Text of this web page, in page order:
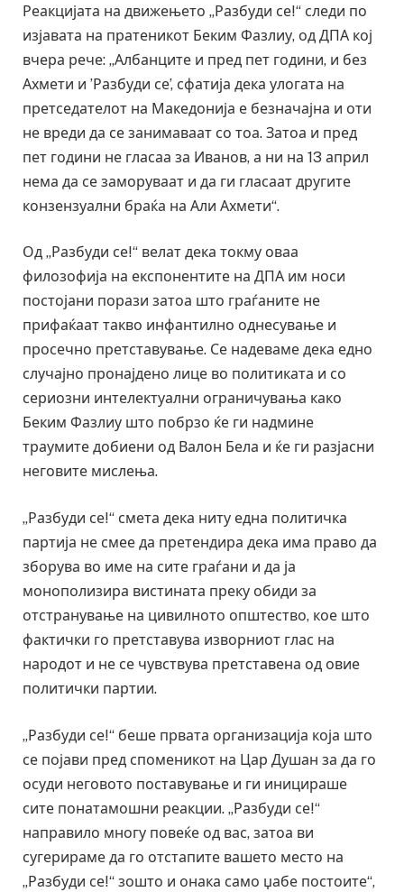
Реакцијата на движењето „Разбуди се!“ следи по
изјавата на пратеникот Беким Фазлиу, од ДПА кој
вчера рече: „Албанците и пред пет години, и без
Ахмети и ’Разбуди се’, сфатија дека улогата на
претседателот на Македонија е безначајна и оти
не вреди да се занимаваат со тоа. Затоа и пред
пет години не гласаа за Иванов, а ни на 13 април
нема да се заморуваат и да ги гласаат другите
конзензуални браќа на Али Ахмети“.
Од „Разбуди се!“ велат дека токму оваа
филозофија на експонентите на ДПА им носи
постојани порази затоа што граѓаните не
прифаќаат такво инфантилно однесување и
просечно претставување. Се надеваме дека едно
случајно пронајдено лице во политиката и со
сериозни интелектуални ограничувања како
Беким Фазлиу што побрзо ќе ги надмине
траумите добиени од Валон Бела и ќе ги разјасни
неговите мислења.
„Разбуди се!“ смета дека ниту една политичка
партија не смее да претендира дека има право да
зборува во име на сите граѓани и да ја
монополизира вистината преку обиди за
отстранување на цивилното општество, кое што
фактички го претставува изворниот глас на
народот и не се чувствува претставена од овие
политички партии.
„Разбуди се!“ беше првата организација која што
се појави пред споменикот на Цар Душан за да го
осуди неговото поставување и ги иницираше
сите понатамошни реакции. „Разбуди се!“
направило многу повеќе од вас, затоа ви
сугерираме да го отстапите вашето место на
„Разбуди се!“ зошто и онака само џабе постоите“,